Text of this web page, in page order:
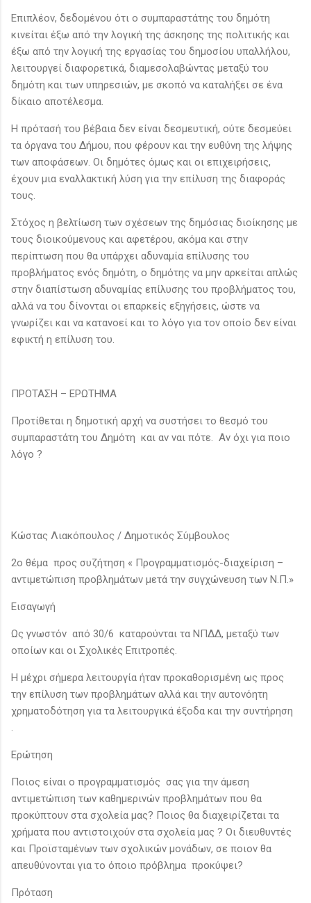
Επιπλέον, δεδομένου ότι ο συμπαραστάτης του δημότη
κινείται έξω από την λογική της άσκησης της πολιτικής και
έξω από την λογική της εργασίας του δημοσίου υπαλλήλου,
λειτουργεί διαφορετικά, διαμεσολαβώντας μεταξύ του
δημότη και των υπηρεσιών, με σκοπό να καταλήξει σε ένα
δίκαιο αποτέλεσμα.
Η πρότασή του βέβαια δεν είναι δεσμευτική, ούτε δεσμεύει
τα όργανα του Δήμου, που φέρουν και την ευθύνη της λήψης
των αποφάσεων. Οι δημότες όμως και οι επιχειρήσεις,
έχουν μια εναλλακτική λύση για την επίλυση της διαφοράς
τους.
Στόχος η βελτίωση των σχέσεων της δημόσιας διοίκησης με
τους διοικούμενους και αφετέρου, ακόμα και στην
περίπτωση που θα υπάρχει αδυναμία επίλυσης του
προβλήματος ενός δημότη, ο δημότης να μην αρκείται απλώς
στην διαπίστωση αδυναμίας επίλυσης του προβλήματος του,
αλλά να του δίνονται οι επαρκείς εξηγήσεις, ώστε να
γνωρίζει και να κατανοεί και το λόγο για τον οποίο δεν είναι
εφικτή η επίλυση του.
ΠΡΟΤΑΣΗ – ΕΡΩΤΗΜΑ
Προτίθεται η δημοτική αρχή να συστήσει το θεσμό του
συμπαραστάτη του Δημότη και αν ναι πότε. Αν όχι για ποιο
λόγο ?
Κώστας Λιακόπουλος / Δημοτικός Σύμβουλος
2ο θέμα προς συζήτηση « Προγραμματισμός-διαχείριση –
αντιμετώπιση προβλημάτων μετά την συγχώνευση των Ν.Π.»
Εισαγωγή
Ως γνωστόν από 30/6 καταρούνται τα ΝΠΔΔ, μεταξύ των
οποίων και οι Σχολικές Επιτροπές.
Η μέχρι σήμερα λειτουργία ήταν προκαθορισμένη ως προς
την επίλυση των προβλημάτων αλλά και την αυτονόητη
χρηματοδότηση για τα λειτουργικά έξοδα και την συντήρηση
.
Ερώτηση
Ποιος είναι ο προγραμματισμός σας για την άμεση
αντιμετώπιση των καθημερινών προβλημάτων που θα
προκύπτουν στα σχολεία μας? Ποιος θα διαχειρίζεται τα
χρήματα που αντιστοιχούν στα σχολεία μας ? Οι διευθυντές
και Προϊσταμένων των σχολικών μονάδων, σε ποιον θα
απευθύνονται για το όποιο πρόβλημα προκύψει?
Πρόταση